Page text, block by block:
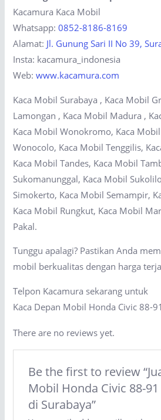
Kacamura Kaca Mobil
Whatsapp:0852-8186-8169
Alamat: Jl. Gunung Sari II No 39,
Insta: kacamura_indonesia
Web:www.kacamura.com
Kaca Mobil Surabaya , Kaca Mobil
Lamongan , Kaca Mobil Madura ,
Kaca Mobil Wonokromo, Kaca
Wonocolo, Kaca Mobil Tenggilis,
Kaca Mobil Tandes, Kaca Mobil
Sukomanunggal, Kaca Mobil
Simokerto, Kaca Mobil Semampir,
Kaca Mobil Rungkut, Kaca Mobil
Pakal.
Tunggu apalagi? Pastikan Anda
mobil berkualitas dengan harga
Telpon Kacamura sekarang untuk
Kaca Depan Mobil Honda Civic 88-
There are no reviews yet.
Be the first to review
Mobil Honda Civic 88-
di Surabaya”